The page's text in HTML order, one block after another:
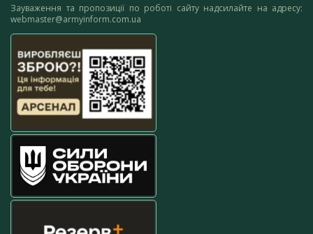
Зауваження та пропозиції по роботі сайту надсилайте на адресу:
webmaster@armyinform.com.ua